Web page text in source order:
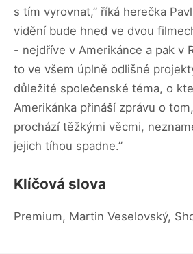
s tím vyrovnat,” říká herečka
vidění bude hned ve dvou
- nejdříve v Amerikánce a pak v
to ve všem úplně odlišné
důležité společenské téma, o
Amerikánka přináší zprávu o
prochází těžkými věcmi,
jejich tíhou spadne.”
Klíčová slova
Premium, Martin Veselovský,